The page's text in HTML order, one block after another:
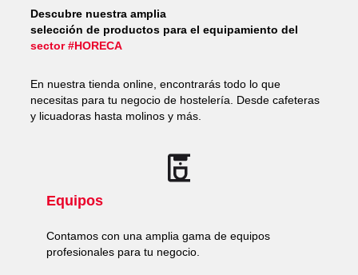
Descubre nuestra amplia
selección de productos para el equipamiento del
sector #HORECA
En nuestra tienda online, encontrarás todo lo que
necesitas para tu negocio de hostelería. Desde cafeteras
y licuadoras hasta molinos y más.
Equipos
Contamos con una amplia gama de equipos
profesionales para tu negocio.